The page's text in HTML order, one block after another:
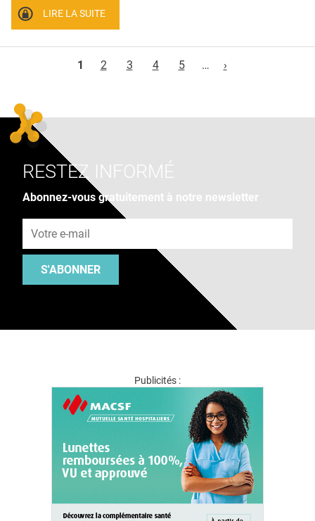
LIRE LA SUITE
1
2 3 4 5 … ›
RESTEZ INFORMÉ
Abonnez-vous gratuitement à notre newsletter
S'ABONNER
Publicités :